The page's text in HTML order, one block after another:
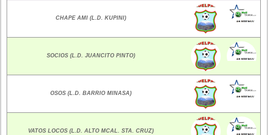
CHAPE AMI (L.D. KUPINI)
SOCIOS (L.D. JUANCITO PINTO)
OSOS (L.D. BARRIO MINASA)
VATOS LOCOS (L.D. ALTO MCAL. STA. CRUZ)